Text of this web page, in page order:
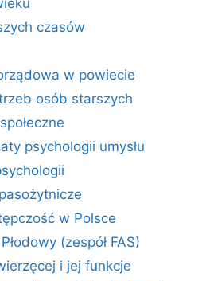
czasów
w powiecie
osób starszych
psychologii umysłu
w Polsce
(zespół FAS)
i jej funkcje